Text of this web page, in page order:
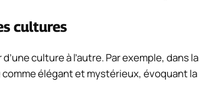
cultures
culture à l’autre. Par exemple, dans la
élégant et mystérieux, évoquant la